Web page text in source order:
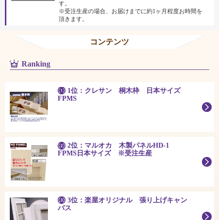
す。
※受注生産の場合、お届けまでに約1ヶ月程度お時間を
頂きます。
コンテンツ
Ranking
1位：クレサン 桐木枠 日本サイズ
FPMS
2位：マルオカ 木製パネルHD-1
FPMS日本サイズ ※受注生産
3位：楽屋オリジナル 張り上げキャン
バス